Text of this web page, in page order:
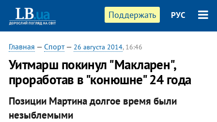
Поддержать РУС
Главная — Спорт— 26 августа 2014, 16:46
Уитмарш покинул "Макларен",
проработав в "конюшне" 24 года
Позиции Мартина долгое время были
незыблемыми